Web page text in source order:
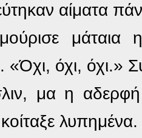
αίματα
όχι, όχι.»
μα η
λυπημένα.